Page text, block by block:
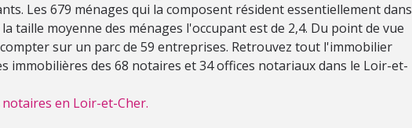
Les 679 ménages qui la composent résident essentiellement dans
taille moyenne des ménages l'occupant est de 2,4. Du point de vue
sur un parc de 59 entreprises. Retrouvez tout l'immobilier
immobilières des 68 notaires et 34 offices notariaux dans le Loir-et-
en Loir-et-Cher.